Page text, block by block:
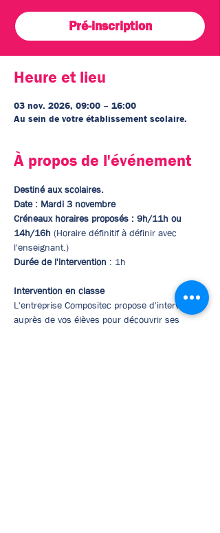
Pré-inscription
Heure et lieu
03 nov. 2026, 09:00 – 16:00
Au sein de votre établissement scolaire.
À propos de l'événement
Destiné aux scolaires.
Date : Mardi 3 novembre
Créneaux horaires proposés : 9h/11h ou
14h/16h (Horaire définitif à définir avec
l'enseignant.)
Durée de l'intervention : 1h
Intervention en classe
L'entreprise Compositec propose d'intervenir
auprès de vos élèves pour découvrir ses